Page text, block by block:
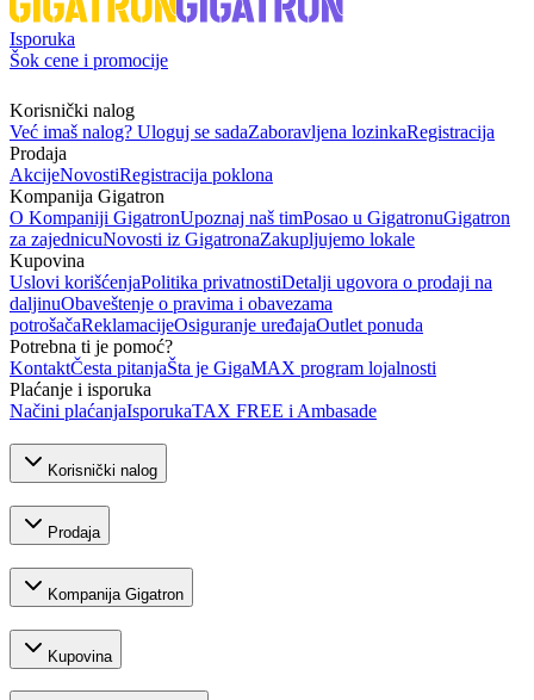
Isporuka
Šok cene i promocije
Korisnički nalog
Već imaš nalog? Uloguj se sadaZaboravljena lozinkaRegistracija
Prodaja
AkcijeNovostiRegistracija poklona
Kompanija Gigatron
O Kompaniji GigatronUpoznaj naš timPosao u GigatronuGigatron
za zajednicuNovosti iz GigatronaZakupljujemo lokale
Kupovina
Uslovi korišćenjaPolitika privatnostiDetalji ugovora o prodaji na
daljinuObaveštenje o pravima i obavezama
potrošačaReklamacijeOsiguranje uređajaOutlet ponuda
Potrebna ti je pomoć?
KontaktČesta pitanjaŠta je GigaMAX program lojalnosti
Plaćanje i isporuka
Načini plaćanjaIsporukaTAX FREE i Ambasade
Korisnički nalog
Prodaja
Kompanija Gigatron
Kupovina